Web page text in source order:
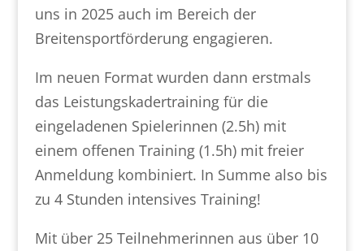
uns in 2025 auch im Bereich der
Breitensportförderung engagieren.
Im neuen Format wurden dann erstmals
das Leistungskadertraining für die
eingeladenen Spielerinnen (2.5h) mit
einem offenen Training (1.5h) mit freier
Anmeldung kombiniert. In Summe also bis
zu 4 Stunden intensives Training!
Mit über 25 Teilnehmerinnen aus über 10